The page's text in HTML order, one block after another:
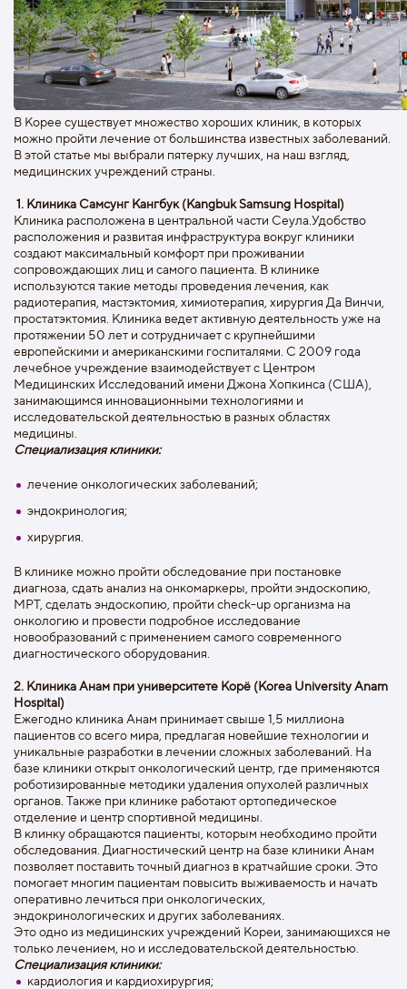
В Корее существует множество хороших клиник, в которых
можно пройти лечение от большинства известных заболеваний.
В этой статье мы выбрали пятерку лучших, на наш взгляд,
медицинских учреждений страны.
1. Клиника Самсунг Кангбук (Kangbuk Samsung Hospital)
Клиника расположена в центральной части Сеула.Удобство
расположения и развитая инфраструктура вокруг клиники
создают максимальный комфорт при проживании
сопровождающих лиц и самого пациента. В клинике
используются такие методы проведения лечения, как
радиотерапия, мастэктомия, химиотерапия, хирургия Да Винчи,
простатэктомия. Клиника ведет активную деятельность уже на
протяжении 50 лет и сотрудничает с крупнейшими
европейскими и американскими госпиталями. С 2009 года
лечебное учреждение взаимодействует с Центром
Медицинских Исследований имени Джона Хопкинса (США),
занимающимся инновационными технологиями и
исследовательской деятельностью в разных областях
медицины.
Специализация клиники:
лечение онкологических заболеваний;
эндокринология;
хирургия.
В клинике можно пройти обследование при постановке
диагноза, сдать анализ на онкомаркеры, пройти эндоскопию,
МРТ, сделать эндоскопию, пройти check-up организма на
онкологию и провести подробное исследование
новообразований с применением самого современного
диагностического оборудования.
2. Клиника Анам при университете Корё (Korea University Anam
Hospital)
Ежегодно клиника Анам принимает свыше 1,5 миллиона
пациентов со всего мира, предлагая новейшие технологии и
уникальные разработки в лечении сложных заболеваний. На
базе клиники открыт онкологический центр, где применяются
роботизированные методики удаления опухолей различных
органов. Также при клинике работают ортопедическое
отделение и центр спортивной медицины.
В клинку обращаются пациенты, которым необходимо пройти
обследования. Диагностический центр на базе клиники Анам
позволяет поставить точный диагноз в кратчайшие сроки. Это
помогает многим пациентам повысить выживаемость и начать
оперативно лечиться при онкологических,
эндокринологических и других заболеваниях.
Это одно из медицинских учреждений Кореи, занимающихся не
только лечением, но и исследовательской деятельностью.
Специализация клиники:
кардиология и кардиохирургия;